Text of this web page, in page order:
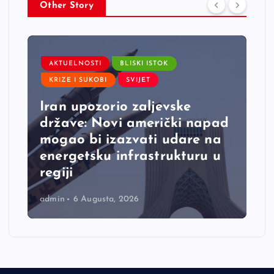
Other Story
AKTUELNOSTI BLISKI ISTOK
KRIZE I SUKOBI SVIJET
Iran upozorio zaljevske
države: Novi američki napad
mogao bi izazvati udare na
energetsku infrastrukturu u
regiji
admin 6 Augusta, 2026